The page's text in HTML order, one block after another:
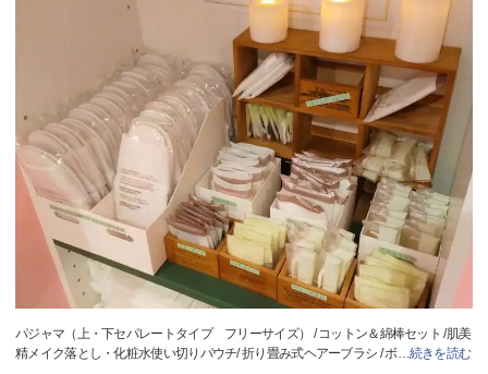
パジャマ（上・下セパレートタイプ フリーサイズ） / コットン＆綿棒セット /肌美
精メイク落とし・化粧水使い切りパウチ/ 折り畳み式ヘアーブラシ / ボ…続きを読む